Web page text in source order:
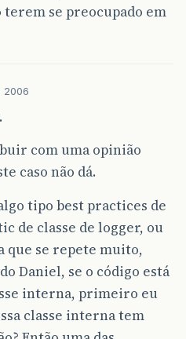
se preocupado em
2006
com uma opinião
caso não dá.
tipo best practices de
de classe de logger, ou
que se repete muito,
Daniel, se o código está
interna, primeiro eu
classe interna tem